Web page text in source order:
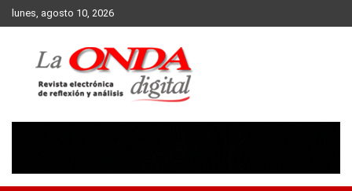
Skip
to
lunes, agosto 10, 2026